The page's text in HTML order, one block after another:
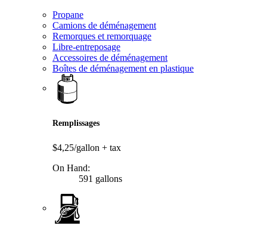
Propane
Camions de déménagement
Remorques et remorquage
Libre-entreposage
Accessoires de déménagement
Boîtes de déménagement en plastique
Remplissages
$4,25/gallon + tax
On Hand:
591 gallons